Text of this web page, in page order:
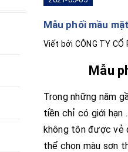
Mẫu phối mầu
Viết bởi CÔNG TY CỔ
Mẫu
Trong những năm
tiền chỉ có giới hạn
không tôn được vẻ
thể chọn màu sơn